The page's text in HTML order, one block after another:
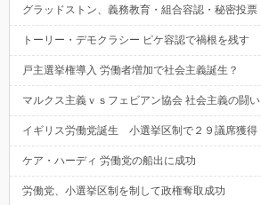
グラッドストン、義務教育・組合容認・秘密投票
トーリー・デモクラシー ピケ容認で禍根を残す
戸主選挙権導入 労働者増加で社会主義誕生？
マルクス主義ｖｓフェビアン協会 社会主義の闘い
イギリス労働党誕生 小選挙区制で２９議席獲得
ケア・ハーディ 労働党の船出に成功
労働党、小選挙区制を制して政権奪取成功